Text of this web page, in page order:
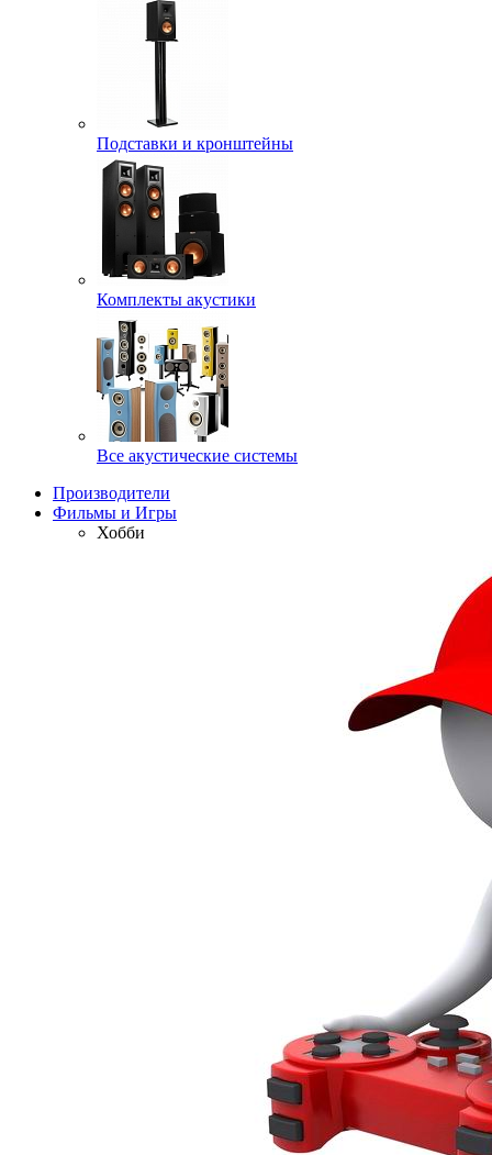
Подставки и кронштейны
Комплекты акустики
Все акустические системы
Производители
Фильмы и Игры
Хобби